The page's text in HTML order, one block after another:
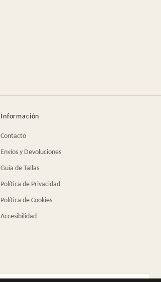
Información
Contacto
Envíos y Devoluciones
Guía de Tallas
Política de Privacidad
Política de Cookies
Accesibilidad